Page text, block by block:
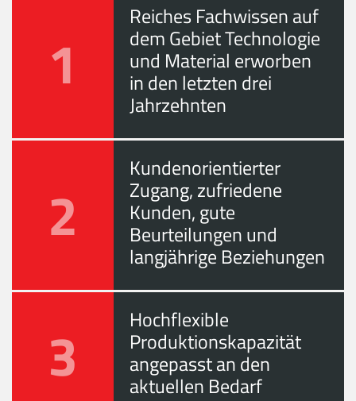
1
Reiches Fachwissen auf
dem Gebiet Technologie
und Material erworben
in den letzten drei
Jahrzehnten
2
Kundenorientierter
Zugang, zufriedene
Kunden, gute
Beurteilungen und
langjährige Beziehungen
3 Hochflexible
Produktionskapazität
angepasst an den
aktuellen Bedarf